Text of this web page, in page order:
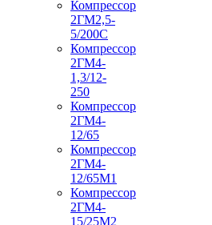
Компрессор
2ГМ2,5-
5/200С
Компрессор
2ГМ4-
1,3/12-
250
Компрессор
2ГМ4-
12/65
Компрессор
2ГМ4-
12/65М1
Компрессор
2ГМ4-
15/25М2